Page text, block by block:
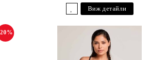
Виж детайли